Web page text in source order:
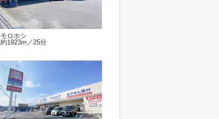
モロホシ
約1923m／25分